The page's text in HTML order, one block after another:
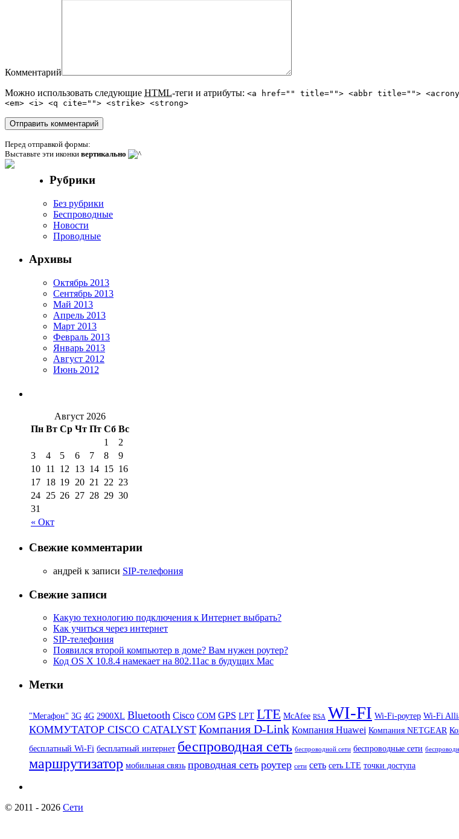
Комментарий
Можно использовать следующие HTML-теги и атрибуты: <a href="" title=""> <abbr title="">
<em> <i> <q cite=""> <strike> <strong>
Перед отправкой формы:
Выставьте эти иконки вертикально
Рубрики
Без рубрики
Беспроводные
Новости
Проводные
Архивы
Октябрь 2013
Сентябрь 2013
Май 2013
Апрель 2013
Март 2013
Февраль 2013
Январь 2013
Август 2012
Июнь 2012
Август 2026
Пн Вт Ср Чт Пт Сб Вс
« Окт
1
2
3
4 5 6 7 8
9
10 11 12 13 14 15 16
17 18 19 20 21 22 23
24 25 26 27 28 29 30
31
Свежие комментарии
aндрей к записи SIP-телефония
Свежие записи
Какую технологию подключения к Интернет выбрать?
Как учиться через интернет
SIP-телефония
Появился второй компьютер в доме? Вам нужен роутер?
Код OS X 10.8.4 намекает на 802.11ac в будущих Mac
Метки
"Мегафон" 3G 4G 2900XL Bluetooth Cisco COM GPS LPT LTE McAfee RSA WI-FI Wi-Fi-роутер Wi-Fi
КОММУТАТОР CISCO CATALYST Компания D-Link Компания Huawei Компания NETGEAR
бесплатный Wi-Fi бесплатный интернет беспроводная сеть беспроводной сети беспроводные сети
маршрутизатор мобильная связь проводная сеть роутер сети сеть сеть LTE точки доступа
© 2011 - 2026 Сети